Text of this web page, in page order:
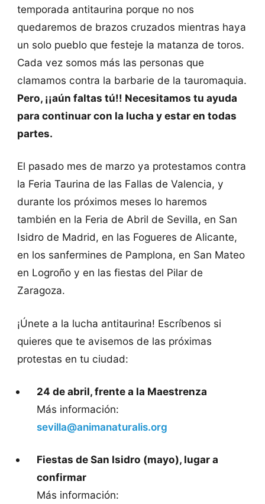
temporada antitaurina porque no nos
quedaremos de brazos cruzados mientras haya
un solo pueblo que festeje la matanza de toros.
Cada vez somos más las personas que
clamamos contra la barbarie de la tauromaquia.
Pero, ¡¡aún faltas tú!! Necesitamos tu ayuda
para continuar con la lucha y estar en todas
partes.
El pasado mes de marzo ya protestamos contra
la Feria Taurina de las Fallas de Valencia, y
durante los próximos meses lo haremos
también en la Feria de Abril de Sevilla, en San
Isidro de Madrid, en las Fogueres de Alicante,
en los sanfermines de Pamplona, en San Mateo
en Logroño y en las fiestas del Pilar de
Zaragoza.
¡Únete a la lucha antitaurina! Escríbenos si
quieres que te avisemos de las próximas
protestas en tu ciudad:
24 de abril, frente a la Maestrenza
Más información:
sevilla@animanaturalis.org
Fiestas de San Isidro (mayo), lugar a
confirmar
Más información: